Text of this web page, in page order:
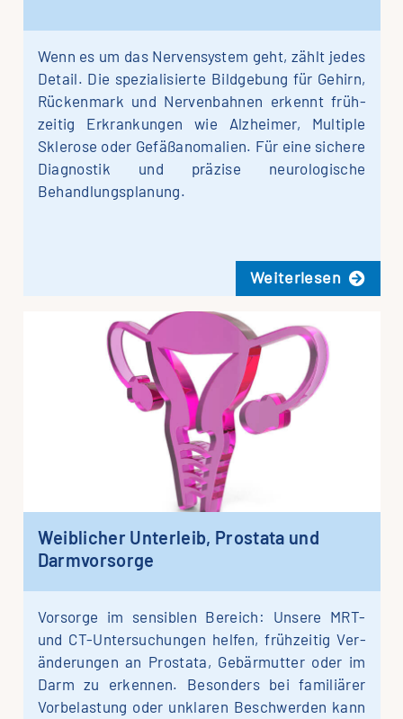
Wenn es um das Nerven­system geht, zählt jedes
Detail. Die spe­zialisierte Bild­ge­bung für Gehirn,
Rücken­mark und Nerven­bahnen erkennt früh­
zeitig Er­krankungen wie Alz­heimer, Mul­ti­ple
Skle­ro­se oder Ge­fäß­ano­malien. Für eine siche­re
Dia­gnos­tik und prä­zi­se neuro­logische
Behandlungsplanung.
Wei­ter­le­sen
Weib­li­cher Unter­leib, Pro­sta­ta und
Darmvorsorge
Vor­sor­ge im sen­si­blen Bereich: Unse­re MRT-
und CT-Unter­­­su­chun­­gen hel­fen, früh­zeitig Ver­
än­de­rungen an Pro­sta­ta, Gebär­mutter oder im
Darm zu er­kennen. Be­sonders bei fami­liä­rer
Vor­be­lastung oder un­klaren Be­schwerden kann